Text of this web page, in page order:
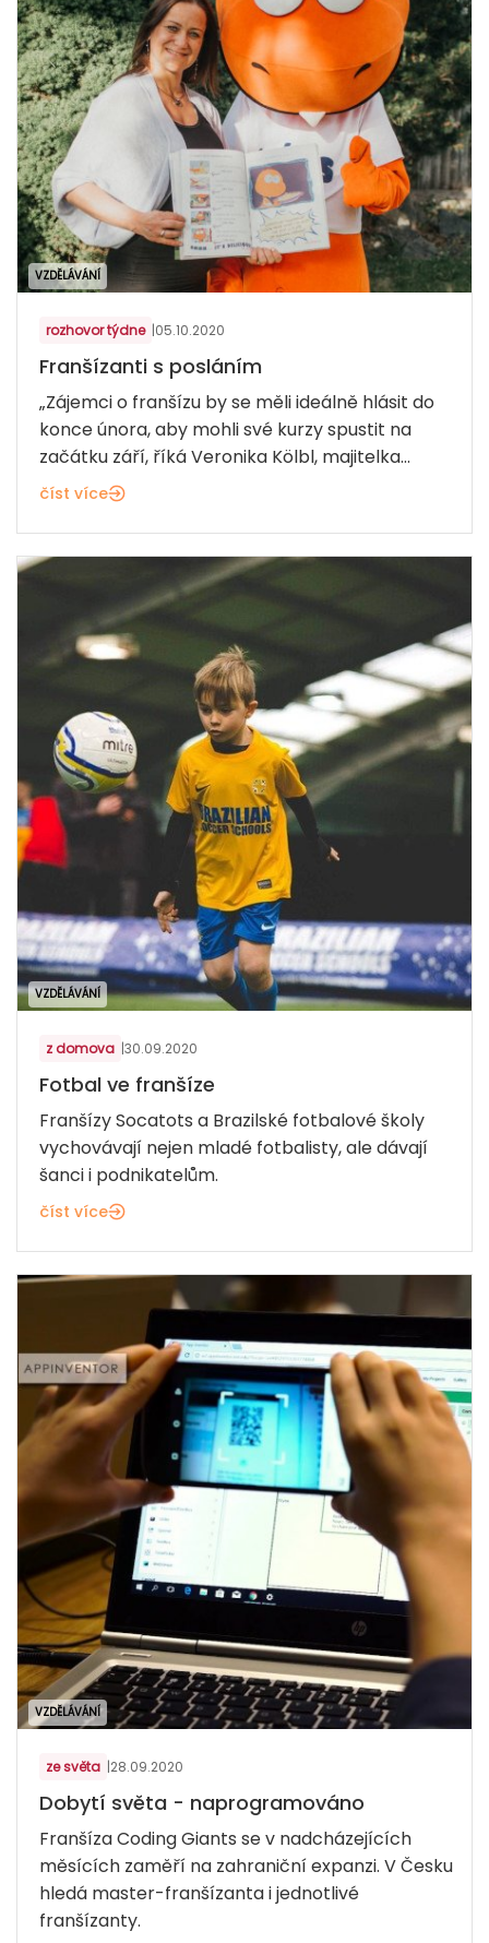
VZDĚLÁVÁNÍ
rozhovor týdne |05.10.2020
Franšízanti s posláním
„Zájemci o franšízu by se měli ideálně hlásit do
konce února, aby mohli své kurzy spustit na
začátku září, říká Veronika Kölbl, majitelka...
číst více
VZDĚLÁVÁNÍ
z domova |30.09.2020
Fotbal ve franšíze
Franšízy Socatots a Brazilské fotbalové školy
vychovávají nejen mladé fotbalisty, ale dávají
šanci i podnikatelům.
číst více
VZDĚLÁVÁNÍ
ze světa |28.09.2020
Dobytí světa - naprogramováno
Franšíza Coding Giants se v nadcházejících
měsících zaměří na zahraniční expanzi. V Česku
hledá master-franšízanta i jednotlivé
franšízanty.